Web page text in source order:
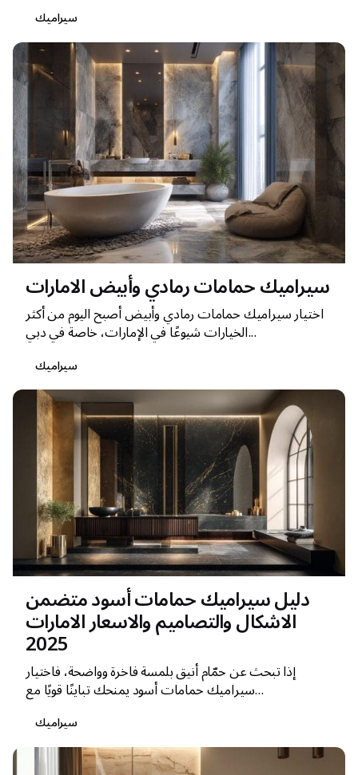
سيراميك
سيراميك حمامات رمادي وأبيض الامارات
اختيار سيراميك حمامات رمادي وأبيض أصبح اليوم من أكثر
الخيارات شيوعًا في الإمارات، خاصة في دبي...
سيراميك
دليل سيراميك حمامات أسود متضمن
الاشكال والتصاميم والاسعار الامارات
2025
إذا تبحث عن حمّام أنيق بلمسة فاخرة وواضحة، فاختيار
سيراميك حمامات أسود يمنحك تباينًا قويًا مع...
سيراميك